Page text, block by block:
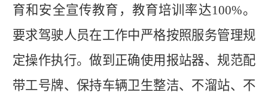
育和安全宣传教育，教育培训率达100%。
要求驾驶人员在工作中严格按照服务管理规
定操作执行。做到正确使用报站器、规范配
带工号牌、保持车辆卫生整洁、不溜站、不